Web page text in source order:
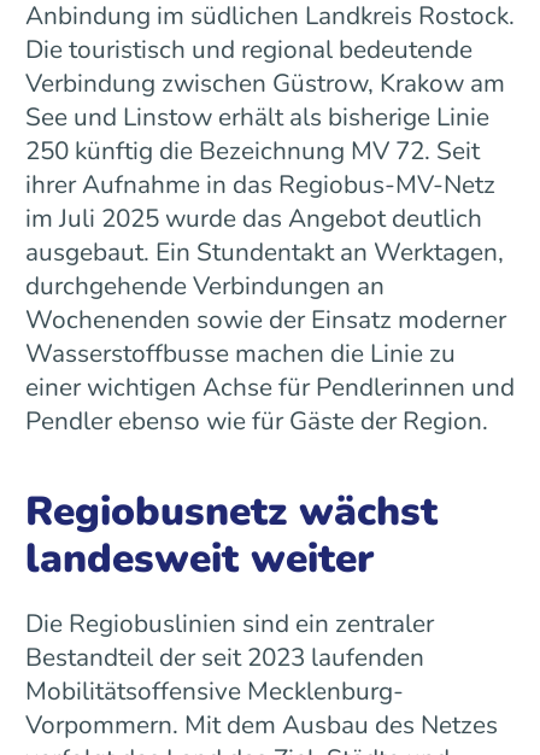
Anbindung im südlichen Landkreis Rostock.
Die touristisch und regional bedeutende
Verbindung zwischen Güstrow, Krakow am
See und Linstow erhält als bisherige Linie
250 künftig die Bezeichnung MV 72. Seit
ihrer Aufnahme in das Regiobus-MV-Netz
im Juli 2025 wurde das Angebot deutlich
ausgebaut. Ein Stundentakt an Werktagen,
durchgehende Verbindungen an
Wochenenden sowie der Einsatz moderner
Wasserstoffbusse machen die Linie zu
einer wichtigen Achse für Pendlerinnen und
Pendler ebenso wie für Gäste der Region.
Regiobusnetz wächst
landesweit weiter
Die Regiobuslinien sind ein zentraler
Bestandteil der seit 2023 laufenden
Mobilitätsoffensive Mecklenburg-
Vorpommern. Mit dem Ausbau des Netzes